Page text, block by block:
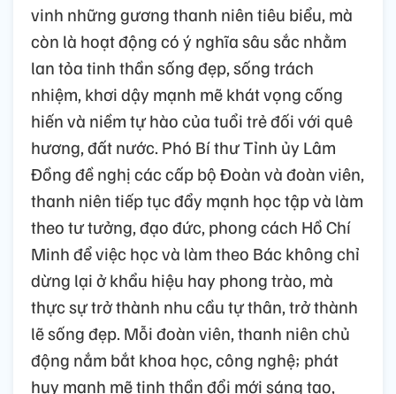
vinh những gương thanh niên tiêu biểu, mà
còn là hoạt động có ý nghĩa sâu sắc nhằm
lan tỏa tinh thần sống đẹp, sống trách
nhiệm, khơi dậy mạnh mẽ khát vọng cống
hiến và niềm tự hào của tuổi trẻ đối với quê
hương, đất nước. Phó Bí thư Tỉnh ủy Lâm
Đồng đề nghị các cấp bộ Đoàn và đoàn viên,
thanh niên tiếp tục đẩy mạnh học tập và làm
theo tư tưởng, đạo đức, phong cách Hồ Chí
Minh để việc học và làm theo Bác không chỉ
dừng lại ở khẩu hiệu hay phong trào, mà
thực sự trở thành nhu cầu tự thân, trở thành
lẽ sống đẹp. Mỗi đoàn viên, thanh niên chủ
động nắm bắt khoa học, công nghệ; phát
huy mạnh mẽ tinh thần đổi mới sáng tạo,